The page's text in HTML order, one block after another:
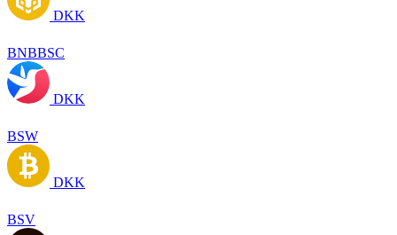
DKK
BNBBSC
DKK
BSW
DKK
BSV